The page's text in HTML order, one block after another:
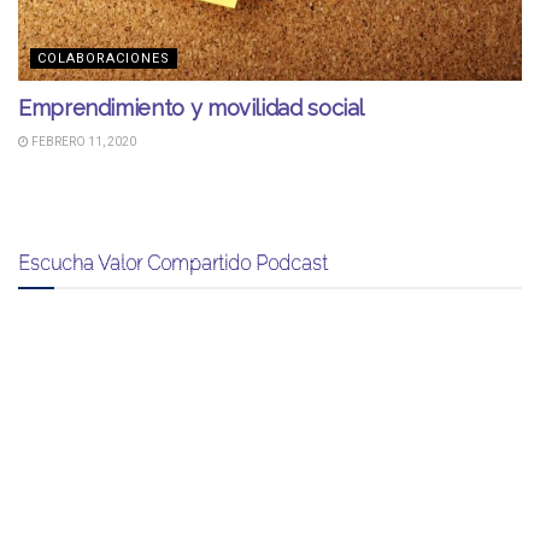
COLABORACIONES
Emprendimiento y movilidad social
FEBRERO 11, 2020
Escucha Valor Compartido Podcast